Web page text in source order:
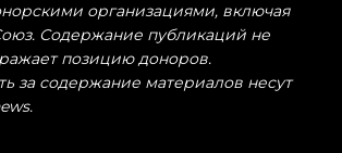
организациями, включая
Содержание публикаций не
позицию доноров.
за содержание материалов несут